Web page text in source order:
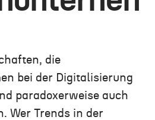
die
bei der Digitalisierung
paradoxerweise auch
Wer Trends in der